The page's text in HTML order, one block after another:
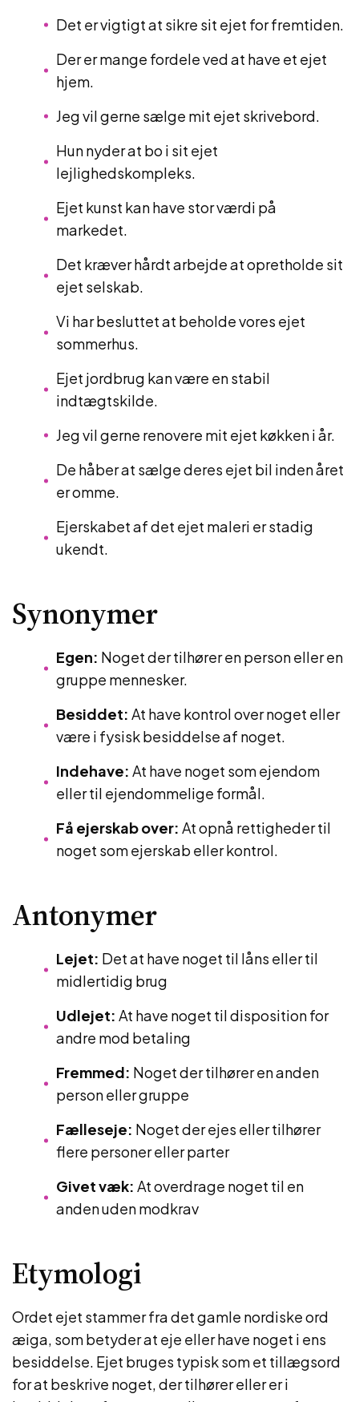
Det er vigtigt at sikre sit ejet for fremtiden.
Der er mange fordele ved at have et ejet
hjem.
Jeg vil gerne sælge mit ejet skrivebord.
Hun nyder at bo i sit ejet
lejlighedskompleks.
Ejet kunst kan have stor værdi på
markedet.
Det kræver hårdt arbejde at opretholde sit
ejet selskab.
Vi har besluttet at beholde vores ejet
sommerhus.
Ejet jordbrug kan være en stabil
indtægtskilde.
Jeg vil gerne renovere mit ejet køkken i år.
De håber at sælge deres ejet bil inden året
er omme.
Ejerskabet af det ejet maleri er stadig
ukendt.
Synonymer
Egen: Noget der tilhører en person eller en
gruppe mennesker.
Besiddet: At have kontrol over noget eller
være i fysisk besiddelse af noget.
Indehave: At have noget som ejendom
eller til ejendommelige formål.
Få ejerskab over: At opnå rettigheder til
noget som ejerskab eller kontrol.
Antonymer
Lejet: Det at have noget til låns eller til
midlertidig brug
Udlejet: At have noget til disposition for
andre mod betaling
Fremmed: Noget der tilhører en anden
person eller gruppe
Fælleseje: Noget der ejes eller tilhører
flere personer eller parter
Givet væk: At overdrage noget til en
anden uden modkrav
Etymologi
Ordet ejet stammer fra det gamle nordiske ord
æiga, som betyder at eje eller have noget i ens
besiddelse. Ejet bruges typisk som et tillægsord
for at beskrive noget, der tilhører eller er i